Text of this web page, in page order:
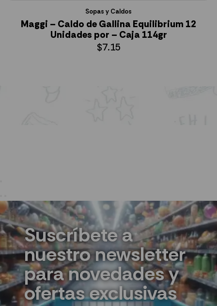
Sopas y Caldos
Maggi – Caldo de Gallina Equilibrium 12
Unidades por – Caja 114gr
$7.15
Suscríbete a
nuestro newsletter
para novedades y
ofertas exclusivas